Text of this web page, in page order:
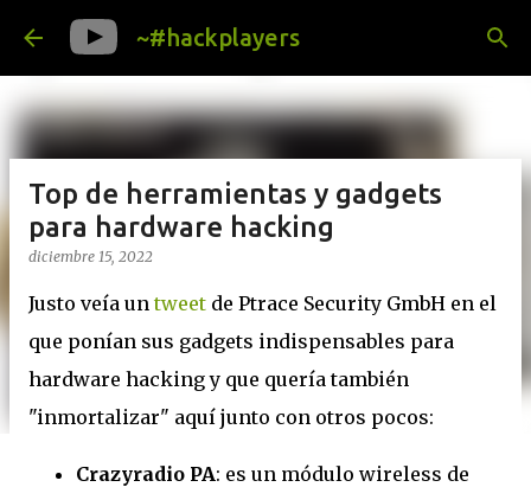
Ir al contenido principal
~#hackplayers
Top de herramientas y gadgets
para hardware hacking
diciembre 15, 2022
Justo veía untweet de Ptrace Security GmbH en el
que ponían sus gadgets indispensables para
hardware hacking y que quería también
"inmortalizar" aquí junto con otros pocos:
Crazyradio PA: es un módulo wireless de